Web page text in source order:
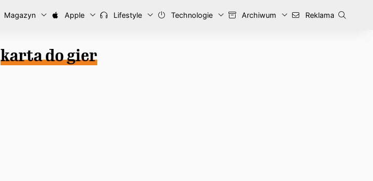
Magazyn Apple Lifestyle Technologie Archiwum Reklama
karta do gier